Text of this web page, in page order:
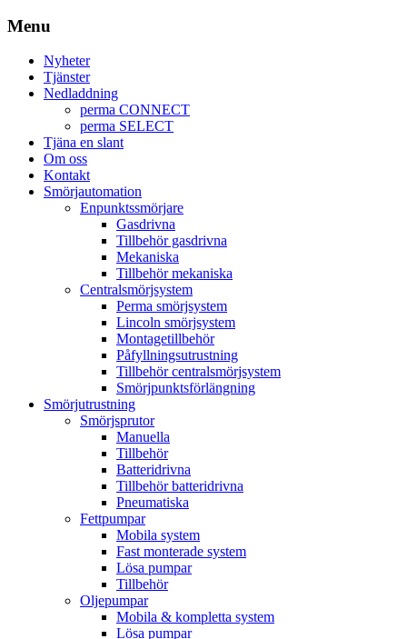
Menu
Nyheter
Tjänster
Nedladdning
perma CONNECT
perma SELECT
Tjäna en slant
Om oss
Kontakt
Smörjautomation
Enpunktssmörjare
Gasdrivna
Tillbehör gasdrivna
Mekaniska
Tillbehör mekaniska
Centralsmörjsystem
Perma smörjsystem
Lincoln smörjsystem
Montagetillbehör
Påfyllningsutrustning
Tillbehör centralsmörjsystem
Smörjpunktsförlängning
Smörjutrustning
Smörjsprutor
Manuella
Tillbehör
Batteridrivna
Tillbehör batteridrivna
Pneumatiska
Fettpumpar
Mobila system
Fast monterade system
Lösa pumpar
Tillbehör
Oljepumpar
Mobila & kompletta system
Lösa pumpar